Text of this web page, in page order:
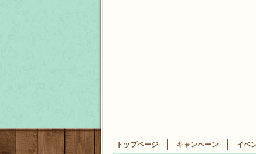
トップページ キャンペーン イベ